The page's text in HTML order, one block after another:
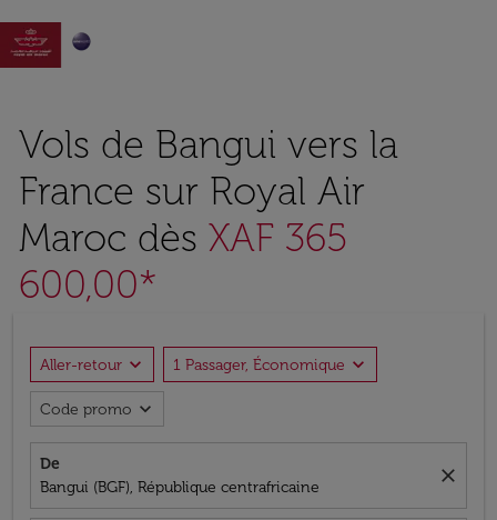

Vols de Bangui vers la
France sur Royal Air
Maroc dès XAF 365
600,00*
Aller-retour expand_more 1 Passager, Économique expand_more
Code promo expand_more
De
Bangui (BGF), République centrafricaine
close